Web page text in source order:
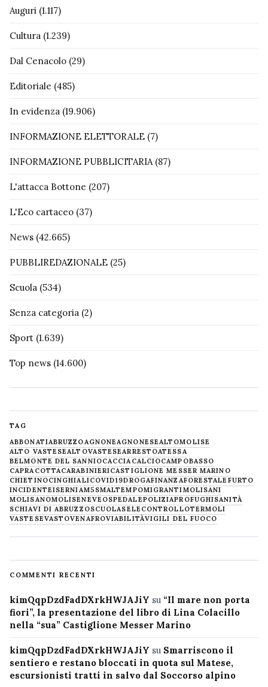
Auguri (1.117)
Cultura (1.239)
Dal Cenacolo (29)
Editoriale (485)
In evidenza (19.906)
INFORMAZIONE ELETTORALE (7)
INFORMAZIONE PUBBLICITARIA(87)
L'attacca Bottone (207)
L'Eco cartaceo (37)
News (42.665)
PUBBLIREDAZIONALE (25)
Scuola (534)
Senza categoria (2)
Sport (1.639)
Top news (14.600)
TAG
ABBONATIABRUZZOAGNONEAGNONESEALTOMOLISE
ALTO VASTESEALTOVASTESEARRESTOATESSA
BELMONTE DEL SANNIOCACCIACALCIOCAMPOBASSO
CAPRACOTTACARABINIERICASTIGLIONE MESSER MARINO
CHIETINOCINGHIALICOVID19DROGAFINANZAFORESTALE FURTO
INCIDENTEISERNIAM5SMALTEMPOMIGRANTIMOLISANI
MOLISANOMOLISENEVE OSPEDALEPOLIZIAPROFUGHISANITÀ
SCHIAVI DI ABRUZZOSCUOLASELECONTROLLOTERMOLI
VASTESEVASTOVENAFROVIABILITÀVIGILI DEL FUOCO
COMMENTI RECENTI
kimQqpDzdFadDXrkHWJAJiY su “Il mare non porta
fiori”, la presentazione del libro di Lina Colacillo
nella “sua” Castiglione Messer Marino
kimQqpDzdFadDXrkHWJAJiY su Smarriscono il
sentiero e restano bloccati in quota sul Matese,
escursionisti tratti in salvo dal Soccorso alpino